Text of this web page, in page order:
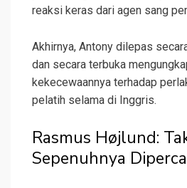
reaksi keras dari agen sang
Akhirnya, Antony dilepas
dan secara terbuka
kekecewaannya terhadap
pelatih selama di Inggris.
Rasmus Højlund:
Sepenuhnya